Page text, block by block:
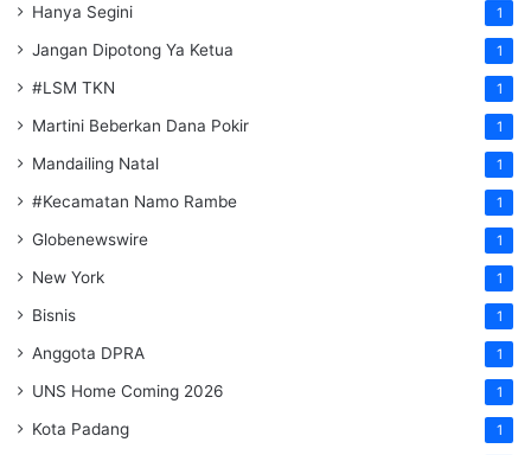
Hanya Segini 1
Jangan Dipotong Ya Ketua 1
#LSM TKN 1
Martini Beberkan Dana Pokir 1
Mandailing Natal 1
#Kecamatan Namo Rambe 1
Globenewswire 1
New York 1
Bisnis 1
Anggota DPRA 1
UNS Home Coming 2026 1
Kota Padang 1